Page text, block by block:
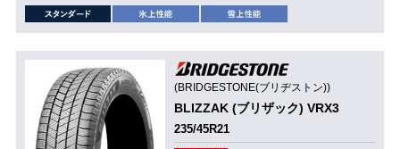
(BRIDGESTONE(ブリヂストン))
BLIZZAK (ブリザック) VRX3
235/45R21